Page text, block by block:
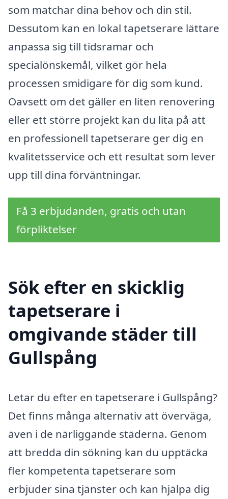
som matchar dina behov och din stil.
Dessutom kan en lokal tapetserare lättare
anpassa sig till tidsramar och
specialönskemål, vilket gör hela
processen smidigare för dig som kund.
Oavsett om det gäller en liten renovering
eller ett större projekt kan du lita på att
en professionell tapetserare ger dig en
kvalitetsservice och ett resultat som lever
upp till dina förväntningar.
Få 3 erbjudanden, gratis och utan
förpliktelser
Sök efter en skicklig
tapetserare i
omgivande städer till
Gullspång
Letar du efter en tapetserare i Gullspång?
Det finns många alternativ att överväga,
även i de närliggande städerna. Genom
att bredda din sökning kan du upptäcka
fler kompetenta tapetserare som
erbjuder sina tjänster och kan hjälpa dig